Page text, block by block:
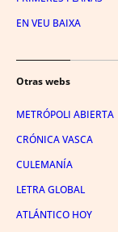
EN VEU BAIXA
Otras webs
METRÓPOLI ABIERTA
CRÓNICA VASCA
CULEMANÍA
LETRA GLOBAL
ATLÁNTICO HOY